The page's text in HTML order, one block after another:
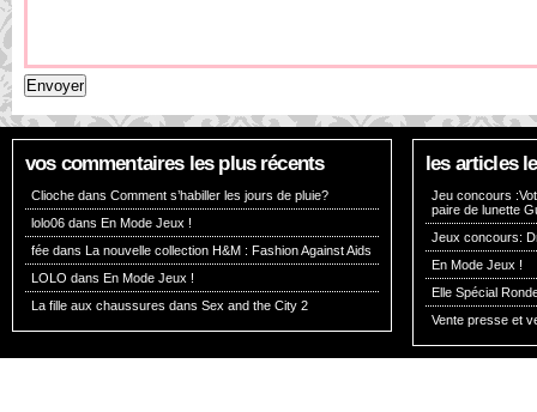
vos commentaires les plus récents
Clioche dans Comment s’habiller les jours de pluie?
lolo06 dans En Mode Jeux !
fée dans La nouvelle collection H&M : Fashion Against Aids
LOLO dans En Mode Jeux !
La fille aux chaussures dans Sex and the City 2
les articles
Jeu concours
paire de lunette
Jeux concours:
En Mode Jeux !
Elle Spécial
Vente presse et